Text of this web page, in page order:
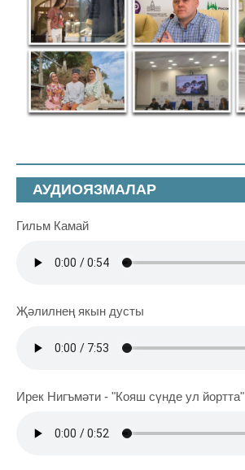
АУДИОЯЗМАЛАР
Гильм Камай
Җәлилнең якын дусты
Ирек Нигъмәти - "Кояш сүнде ул йортта"